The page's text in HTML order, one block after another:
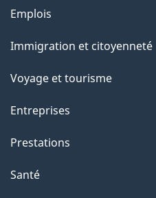
a
g
e
a
c
i
o
s
u
Thèmes
sujets
Emplois
Immigration et citoyenneté
Voyage et tourisme
Entreprises
Prestations
Santé